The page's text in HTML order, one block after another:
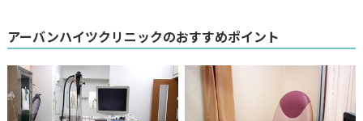
アーバンハイツクリニックのおすすめポイント